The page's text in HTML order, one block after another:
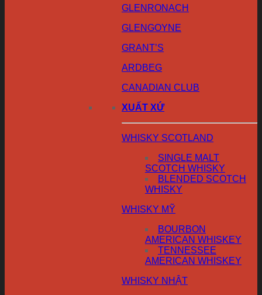
GLENRONACH
GLENGOYNE
GRANT’S
ARDBEG
CANADIAN CLUB
XUẤT XỨ
WHISKY SCOTLAND
SINGLE MALT
SCOTCH WHISKY
BLENDED SCOTCH
WHISKY
WHISKY MỸ
BOURBON
AMERICAN WHISKEY
TENNESSEE
AMERICAN WHISKEY
WHISKY NHẬT